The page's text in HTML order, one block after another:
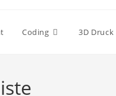
Coding 3D Druck